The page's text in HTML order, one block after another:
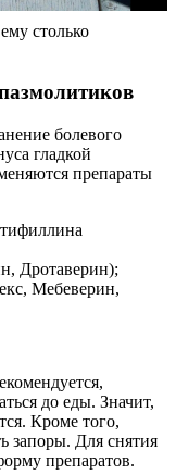
столько
болевого
гладкой
препараты
Дротаверин);
Мебеверин,
до еды. Значит,
Кроме того,
запоры. Для снятия
препаратов.